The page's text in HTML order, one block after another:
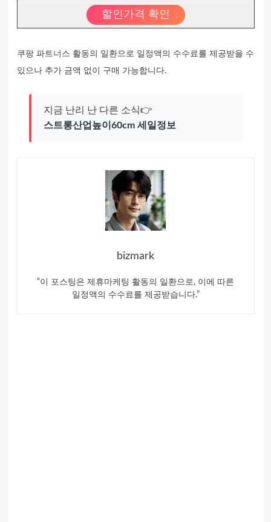
할인가격 확인
쿠팡 파트너스 활동의 일환으로 일정액의 수수료를 제공받을 수
있으나 추가 금액 없이 구매 가능합니다.
지금 난리 난 다른 소식👉
스트롱산업높이60cm 세일정보
bizmark
“이 포스팅은 제휴마케팅 활동의 일환으로, 이에 따른
일정액의 수수료를 제공받습니다.”